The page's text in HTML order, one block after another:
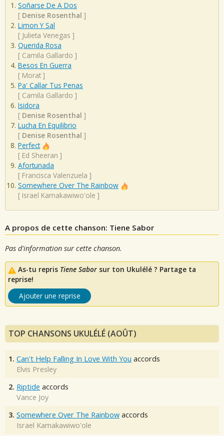
Soñarse De A Dos
[ Denise Rosenthal ]
Limon Y Sal
[ Julieta Venegas ]
Querida Rosa
[ Camila Gallardo ]
Besos En Guerra
[ Morat ]
Pa' Callar Tus Penas
[ Camila Gallardo ]
Isidora
[ Denise Rosenthal ]
Lucha En Equilibrio
[ Denise Rosenthal ]
Perfect
[ Ed Sheeran ]
Afortunada
[ Francisca Valenzuela ]
Somewhere Over The Rainbow
[ Israel Kamakawiwo'ole ]
A propos de cette chanson: Tiene Sabor
Pas d'information sur cette chanson.
As-tu repris Tiene Sabor sur ton Ukulélé ? Partage ta
reprise!
Ajouter une reprise
TOP CHANSONS UKULÉLÉ (AOÛT)
1. Can't Help Falling In Love With You accords
Elvis Presley
2. Riptide accords
Vance Joy
3. Somewhere Over The Rainbow accords
Israel Kamakawiwo'ole